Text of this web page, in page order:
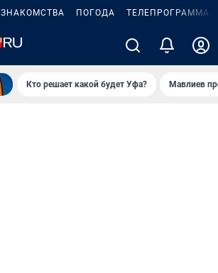
ЗНАКОМСТВА ПОГОДА ТЕЛЕПРОГРАММА
Кто решает какой будет Уфа? Мавлиев